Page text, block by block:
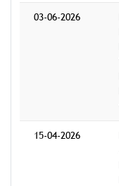
03-06-2026
15-04-2026